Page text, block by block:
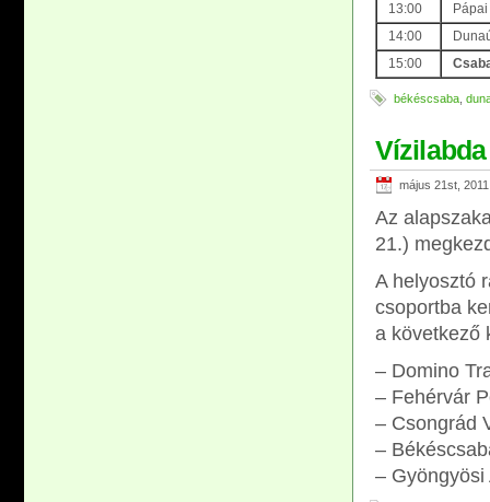
13:00
14:00
15:00
békéscsaba
május 21st, 2011
Az
21.)
A helyosztó
csoportba
a következő
– Domino
– Fehérvár
– Csongrád
–
–